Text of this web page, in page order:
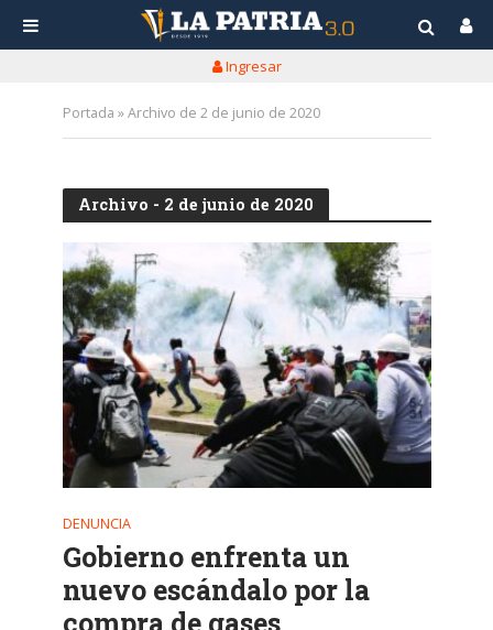
Ingresar
Portada »Archivo de 2 de junio de 2020
Archivo - 2 de junio de 2020
DENUNCIA
Gobierno enfrenta un
nuevo escándalo por la